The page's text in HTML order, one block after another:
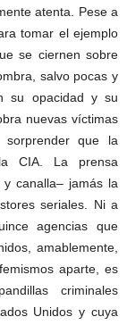
atenta. Pese a
tomar el ejemplo
se ciernen sobre
salvo pocas y
su opacidad y su
nuevas víctimas
que la
CIA. La prensa
canalla– jamás la
seriales. Ni a
agencias que
amablemente,
aparte, es
criminales
Unidos y cuya